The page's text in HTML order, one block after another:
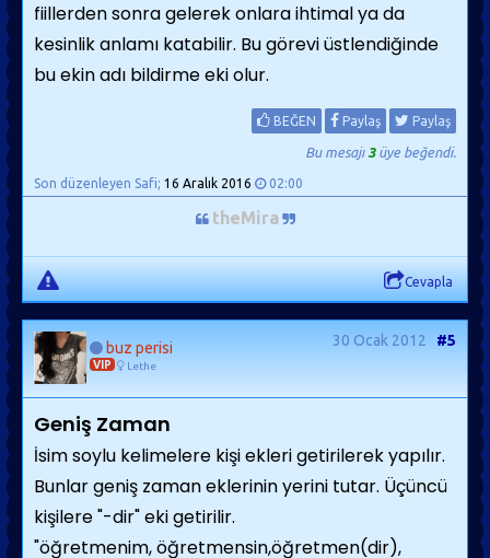
fiillerden sonra gelerek onlara ihtimal ya da
kesinlik anlamı katabilir. Bu görevi üstlendiğinde
bu ekin adı bildirme eki olur.
BEĞEN Paylaş Paylaş
Bu mesajı 3üye beğendi.
Son düzenleyen Safi; 16 Aralık 2016 02:00
theMira
Cevapla
buz perisi
VIP Lethe
30 Ocak 2012 #5
Geniş Zaman
İsim soylu kelimelere kişi ekleri getirilerek yapılır.
Bunlar geniş zaman eklerinin yerini tutar. Üçüncü
kişilere "-dir" eki getirilir.
"öğretmenim, öğretmensin,öğretmen(dir),